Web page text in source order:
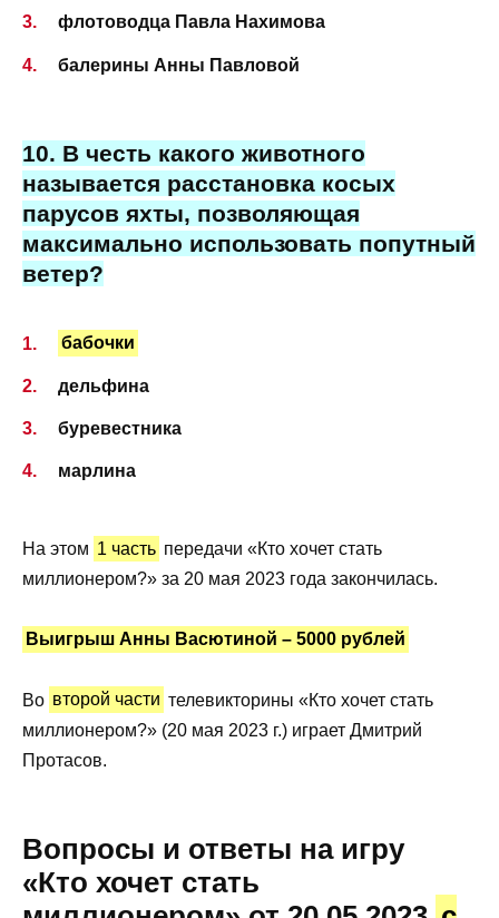
флотоводца Павла Нахимова
балерины Анны Павловой
10. В честь какого животного
называется расстановка косых
парусов яхты, позволяющая
максимально использовать попутный
ветер?
бабочки
дельфина
буревестника
марлина
На этом 1 часть передачи «Кто хочет стать
миллионером?» за 20 мая 2023 года закончилась.
Выигрыш Анны Васютиной – 5000 рублей
Во второй части телевикторины «Кто хочет стать
миллионером?» (20 мая 2023 г.) играет Дмитрий
Протасов.
Вопросы и ответы на игру
«Кто хочет стать